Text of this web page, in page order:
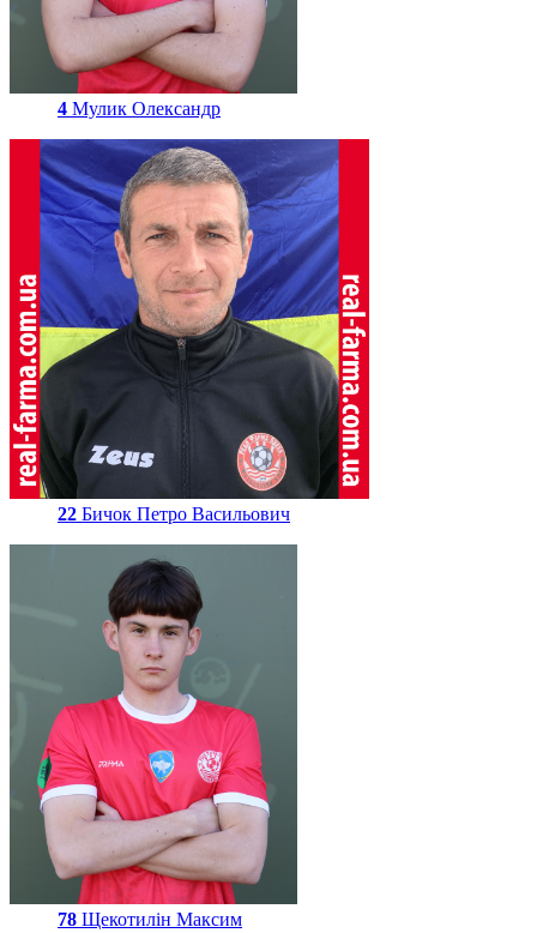
4 Мулик Олександр
22 Бичок Петро Васильович
78 Щекотилін Максим